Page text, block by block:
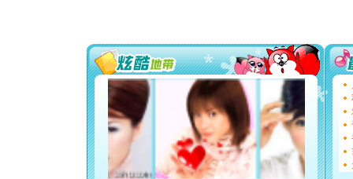
[元旦]看
断电。
你是我
[元旦]
如
起；二
离。水
[元旦]
当
泣，这
卖了。
[春节] 风